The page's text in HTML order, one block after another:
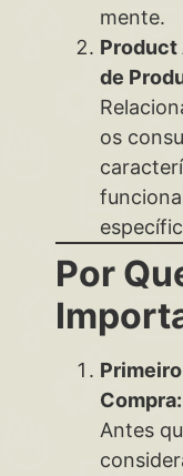
mente.
Product
de
os
Por
Compra:
Antes